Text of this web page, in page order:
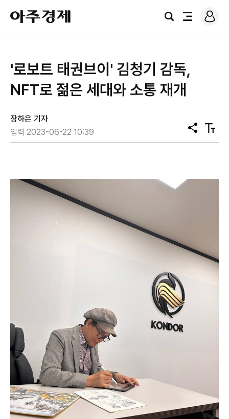
아
주
경
검
전
로
그
'로보트 태권브이' 김청기 감독,
NFT로 젊은 세대와 소통 재개
장하은 기자
입력 2023-06-22 10:39
공
유
텍
스